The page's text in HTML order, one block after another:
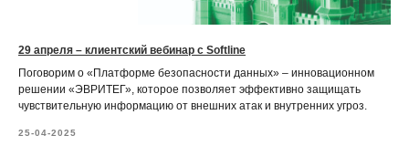
29 апреля – клиентский вебинар с Softline
Поговорим о «Платформе безопасности данных» – инновационном
решении «ЭВРИТЕГ», которое позволяет эффективно защищать
чувствительную информацию от внешних атак и внутренних угроз.
25-04-2025